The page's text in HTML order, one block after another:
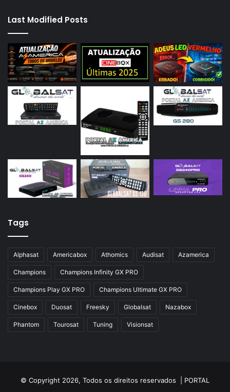
Last Modified Posts
Tags
Alphasat Americabox Athomics Audisat Azamerica
Champions Champions Infinity GX PRO
Champions Play GX PRO Champions Ultimate GX PRO
Cinebox Duosat Freesky Globalsat Nazabox
Phantom Tourosat Tuning Visionsat
© Copyright 2026, Todos os direitos reservados | PORTAL